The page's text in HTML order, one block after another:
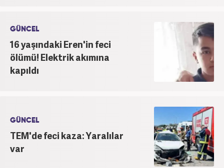
GÜNCEL
16 yaşındaki Eren'in feci
ölümü! Elektrik akımına
kapıldı
GÜNCEL
TEM'de feci kaza: Yaralılar
var